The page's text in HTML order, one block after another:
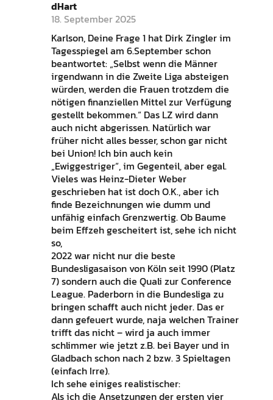
dHart
18. September 2025
Karlson, Deine Frage 1 hat Dirk Zingler im
Tagesspiegel am 6.September schon
beantwortet: „Selbst wenn die Männer
irgendwann in die Zweite Liga absteigen
würden, werden die Frauen trotzdem die
nötigen finanziellen Mittel zur Verfügung
gestellt bekommen.“ Das LZ wird dann
auch nicht abgerissen. Natürlich war
früher nicht alles besser, schon gar nicht
bei Union! Ich bin auch kein
„Ewiggestriger“, im Gegenteil, aber egal.
Vieles was Heinz-Dieter Weber
geschrieben hat ist doch O.K., aber ich
finde Bezeichnungen wie dumm und
unfähig einfach Grenzwertig. Ob Baume
beim Effzeh gescheitert ist, sehe ich nicht
so,
2022 war nicht nur die beste
Bundesligasaison von Köln seit 1990 (Platz
7) sondern auch die Quali zur Conference
League. Paderborn in die Bundesliga zu
bringen schafft auch nicht jeder. Das er
dann gefeuert wurde, naja welchen Trainer
trifft das nicht – wird ja auch immer
schlimmer wie jetzt z.B. bei Bayer und in
Gladbach schon nach 2 bzw. 3 Spieltagen
(einfach Irre).
Ich sehe einiges realistischer:
Als ich die Ansetzungen der ersten vier